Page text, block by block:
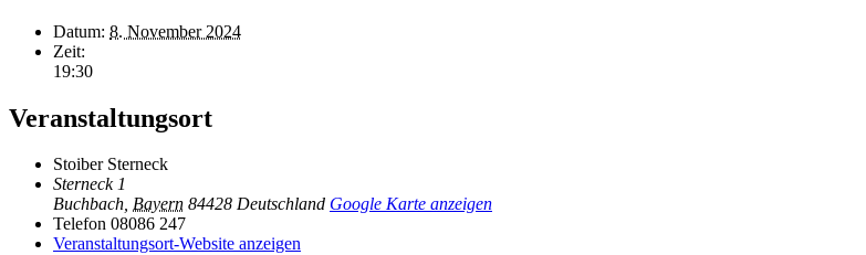
Datum: 8. November 2024
Zeit:
19:30
Veranstaltungsort
Stoiber Sterneck
Sterneck 1
Buchbach, Bayern 84428 Deutschland Google Karte anzeigen
Telefon 08086 247
Veranstaltungsort-Website anzeigen